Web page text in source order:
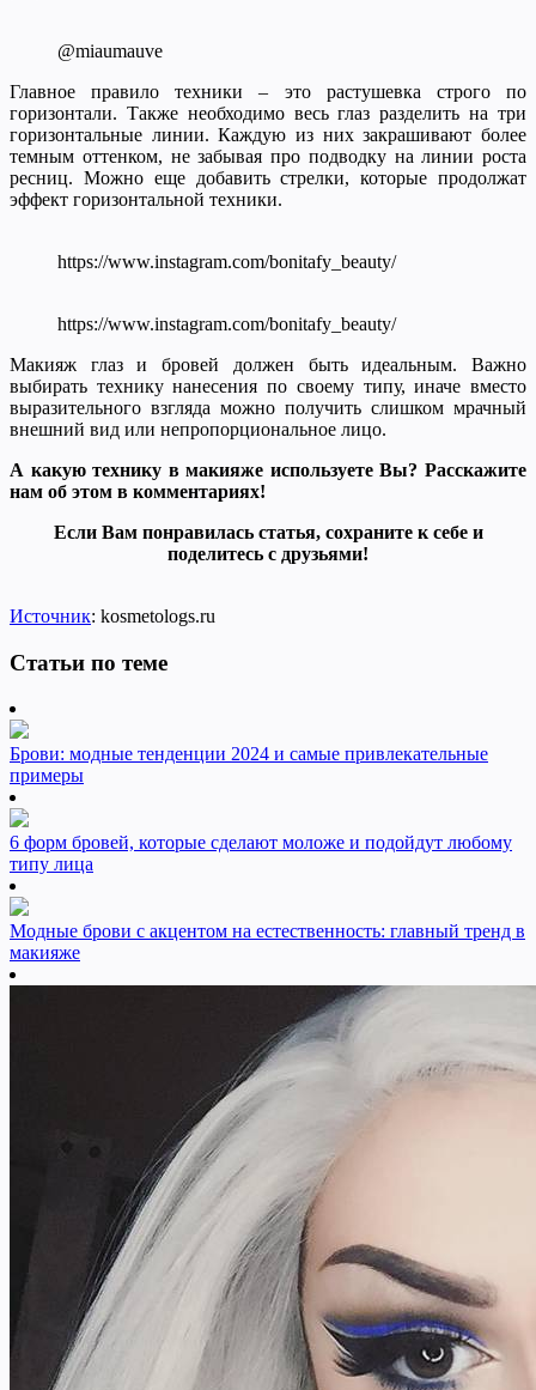
@miaumauve
Главное правило техники – это растушевка строго по
горизонтали. Также необходимо весь глаз разделить на три
горизонтальные линии. Каждую из них закрашивают более
темным оттенком, не забывая про подводку на линии роста
ресниц. Можно еще добавить стрелки, которые продолжат
эффект горизонтальной техники.
https://www.instagram.com/bonitafy_beauty/
https://www.instagram.com/bonitafy_beauty/
Макияж глаз и бровей должен быть идеальным. Важно
выбирать технику нанесения по своему типу, иначе вместо
выразительного взгляда можно получить слишком мрачный
внешний вид или непропорциональное лицо.
А какую технику в макияже используете Вы? Расскажите
нам об этом в комментариях!
Если Вам понравилась статья, сохраните к себе и
поделитесь с друзьями!
Источник: kosmetologs.ru
Статьи по теме
Брови: модные тенденции 2024 и самые привлекательные
примеры
6 форм бровей, которые сделают моложе и подойдут любому
типу лица
Модные брови с акцентом на естественность: главный тренд в
макияже